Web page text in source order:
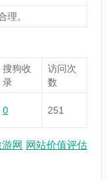
理。
搜狗收
录
访问次
数
0 251
网 网站价值评估